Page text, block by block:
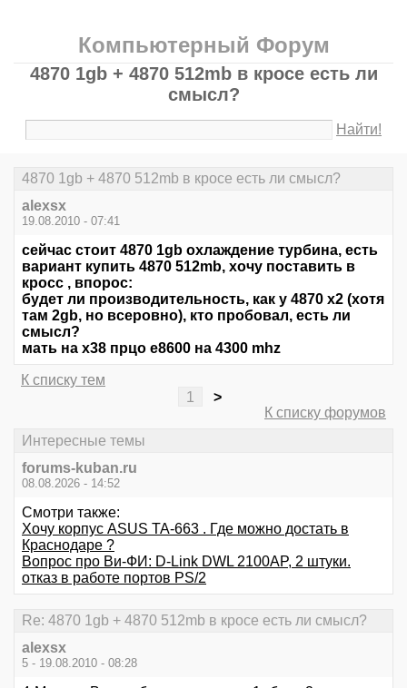
Компьютерный Форум
4870 1gb + 4870 512mb в кросе есть ли
смысл?
Найти!
4870 1gb + 4870 512mb в кросе есть ли смысл?
alexsx
19.08.2010 - 07:41
сейчас стоит 4870 1gb охлаждение турбина, есть
вариант купить 4870 512mb, хочу поставить в
кросс , впорос:
будет ли производительность, как у 4870 x2 (хотя
там 2gb, но всеровно), кто пробовал, есть ли
смысл?
мать на x38 прцо e8600 на 4300 mhz
К списку тем
1
>
К списку форумов
Интересные темы
forums-kuban.ru
08.08.2026 - 14:52
Смотри также:
Хочу корпус ASUS TA-663 . Где можно достать в
Краснодаре ?
Вопрос про Ви-ФИ: D-Link DWL 2100AP, 2 штуки.
отказ в работе портов PS/2
Re: 4870 1gb + 4870 512mb в кросе есть ли смысл?
alexsx
5 - 19.08.2010 - 08:28